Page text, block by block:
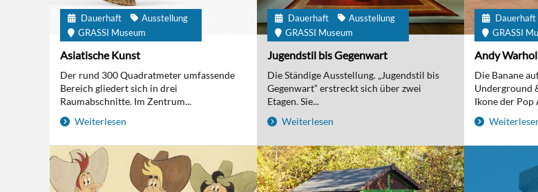
Dauerhaft
Ausstellung
GRASSI Museum
Asiatische Kunst
Der rund 300 Quadratmeter umfassende
Bereich gliedert sich in drei
Raumabschnitte. Im Zentrum...
Weiterlesen
Dauerhaft
Ausstellung
GRASSI Museum
Jugendstil bis Gegenwart
Die Ständige Ausstellung. „Jugendstil bis
Gegenwart“ erstreckt sich über zwei
Etagen. Sie...
Weiterlesen
Dauerhaft
GRASSI
Andy
Die Banane
Underground
Ikone der Pop